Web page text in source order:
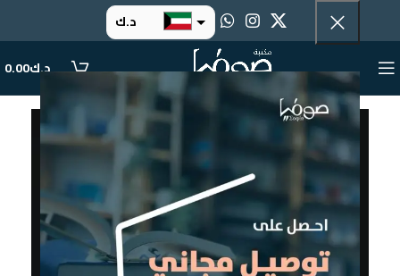
د.ك
ر.س
.د.ب
د.ك0.00